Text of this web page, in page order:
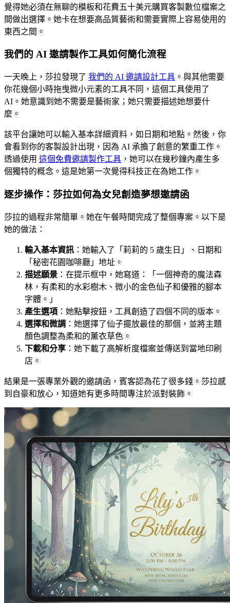
覺得她必須在無聊的模板和花費五十美元購買客製數位檔案之
間做出選擇。她卡在想要高品質藝術和需要實際上容易使用的
東西之間。
我們的 AI 邀請製作工具如何簡化流程
一天晚上，莎拉發現了 我們的 AI 邀請設計工具 。與其他需要
你花幾個小時拖曳微小元素的工具不同，這個工具使用了
AI。她意識到她不需要是藝術家；她只需要描述她想要什
麼。
該平台讓她可以輸入基本詳細資料，如日期和地點。然後，你
會看到你的客製設計出現，因為 AI 承擔了創意的繁重工作。
透過使用 這個免費邀請製作工具 ，她可以在幾秒鐘內產生多
個獨特的概念。這是她第一次覺得科技正在為她工作。
逐步操作：莎拉如何為女兒創造夢想邀請函
莎拉的過程非常簡單。她在午餐時間完成了整個專案。以下是
她的做法：
輸入基本資訊 ：她輸入了「莉莉的 5 歲生日」、日期和
「秘密花園咖啡廳」地址。
描述願景 ：在提示框中，她寫道：「一個神奇的魔法森
林，有柔和的水彩樹木、微小的金色仙子和優雅的腳本
字體。」
產生選項 ：她點擊按鈕，工具創造了四個不同的版本。
選擇和微調 ：她選擇了仙子擺放最佳的那個，並將主題
顏色調整為柔和的薰衣草色。
下載和分享 ：她下載了高解析度檔案並傳送到當地印刷
店。
結果是一張專業外觀的邀請函，賓客認為花了很多錢。莎拉感
到自豪和放心，知道她有更多時間專注於派對裝飾。